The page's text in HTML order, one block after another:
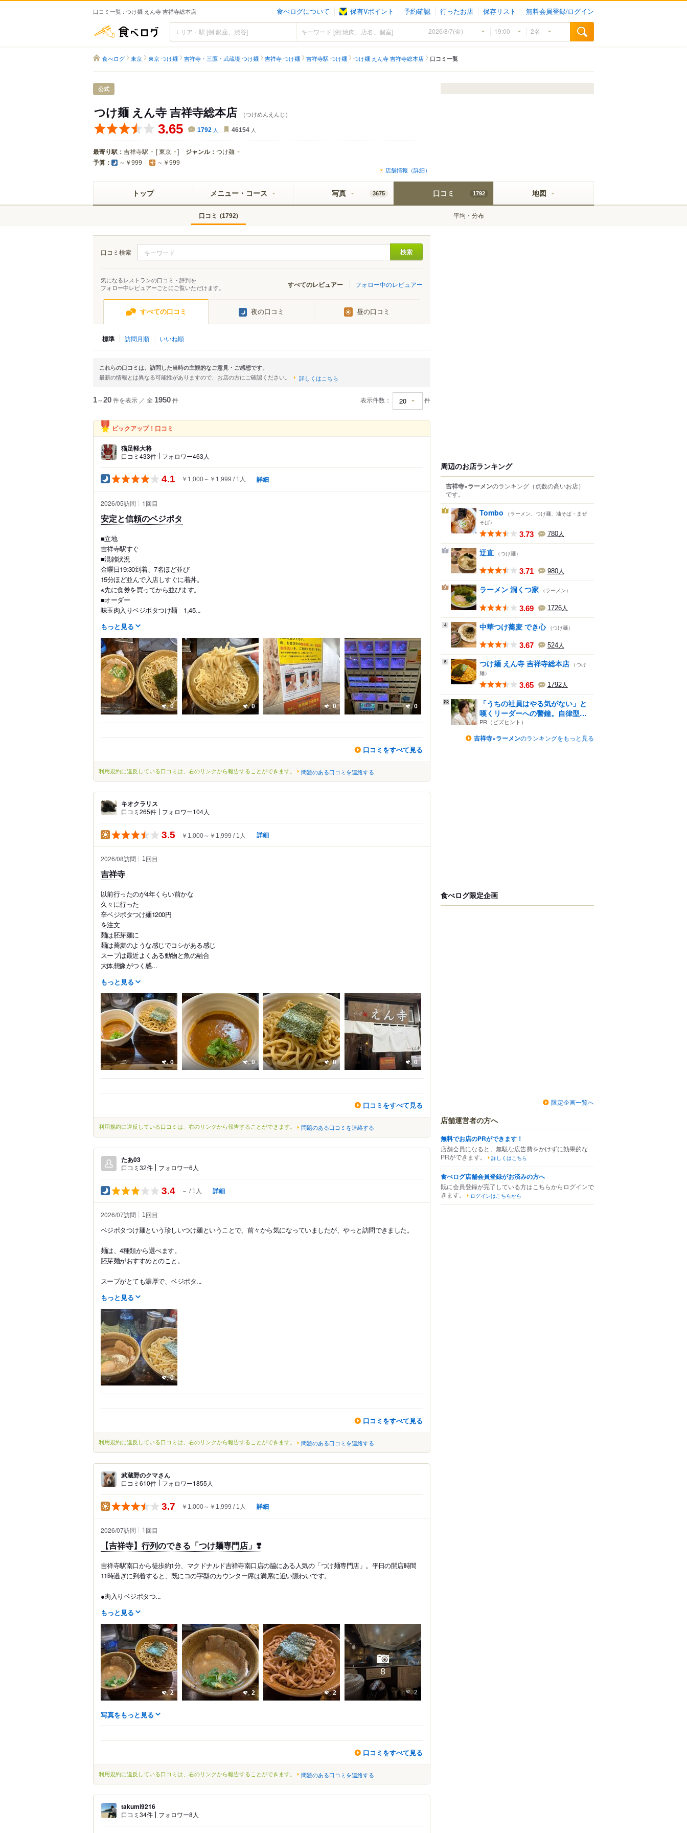
口コミ一覧 : つけ麺 えん寺 吉祥寺総本店 食べログについて 保有Vポイント 予約確認 行ったお店 保存リスト 無料会員登録/ログイン
食べログ
食べログ 東京 東京 つけ麺 吉祥寺・三鷹・武蔵境 つけ麺 吉祥寺 つけ麺 吉祥寺駅 つけ麺 つけ麺 えん寺 吉祥寺総本店 口コミ一覧
公式
つけ麺 えん寺 吉祥寺総本店 （つけめんえんじ）
3.65 1792 人 46154 人
最寄り駅： 吉祥寺駅 [東京 ] ジャンル： つけ麺
予算： ～￥999 ～￥999
店舗情報（詳細）
トップ メニュー・コース 写真 3675 口コミ 1792
口コミ (1792) 平均・分布
地図
口コミ検索
気になるレストランの口コミ・評判を
フォロー中レビュアーごとにご覧いただけます。
すべてのレビュアー フォロー中のレビュアー
すべての口コミ 夜の口コミ 昼の口コミ
標準 訪問月順 いいね順
これらの口コミは、訪問した当時の主観的なご意見・ご感想です。
最新の情報とは異なる可能性がありますので、お店の方にご確認ください。 詳しくはこちら
1～20件を表示 ／ 全 1950件 表示件数： 件
ピックアップ！口コミ
猫足軽大将
口コミ433件 フォロワー463人
4.1 ￥1,000～￥1,999 1人 詳細
2026/05訪問 1回目
安定と信頼のベジポタ
■立地
吉祥寺駅すぐ
■混雑状況
金曜日19:30到着、7名ほど並び
15分ほど並んで入店しすぐに着丼。
※先に食券を買ってから並びます。
■オーダー
味玉肉入りベジポタつけ麺 1,45...
もっと見る
0 0 0 0
口コミをすべて見る
利用規約に違反している口コミは、右のリンクから報告することができます。 問題のある口コミを連絡する
キオクラリス
口コミ265件 フォロワー104人
3.5 ￥1,000～￥1,999 1人 詳細
2026/08訪問 1回目
吉祥寺
以前行ったのが4年くらい前かな
久々に行った
辛ベジポタつけ麺1200円
を注文
麺は胚芽麺に
麺は蕎麦のような感じでコシがある感じ
スープは最近よくある動物と魚の融合
大体想像がつく感...
もっと見る
0 0 0 0
口コミをすべて見る
利用規約に違反している口コミは、右のリンクから報告することができます。 問題のある口コミを連絡する
たあ03
口コミ32件 フォロワー6人
3.4 － 1人 詳細
2026/07訪問 1回目
ベジポタつけ麺という珍しいつけ麺ということで、前々から気になっていましたが、やっと訪問できました。
麺は、4種類から選べます。
胚芽麺がおすすめとのこと。
スープがとても濃厚で、ベジポタ...
もっと見る
0
口コミをすべて見る
利用規約に違反している口コミは、右のリンクから報告することができます。 問題のある口コミを連絡する
武蔵野のクマさん
口コミ610件 フォロワー1855人
3.7 ￥1,000～￥1,999 1人 詳細
2026/07訪問 1 回目
【吉祥寺】行列のできる「つけ麺専門店」❣️
吉祥寺駅南口から徒歩約1分、マクドナルド吉祥寺南口店の脇にある人気の「つけ麺専門店」。平日の開店時間
11時過ぎに到着すると、既にコの字型のカウンター席は満席に近い賑わいです。
●肉入りベジポタつ...
もっと見る
2 2 2 2
8
写真をもっと見る
口コミをすべて見る
利用規約に違反している口コミは、右のリンクから報告することができます。 問題のある口コミを連絡する
takumi9216
口コミ34件 フォロワー8人
周辺のお店ランキング
吉祥寺×ラーメンのランキング （点数の高いお店）
です。
1 Tombo
（ラーメン、つけ麺、油そば・まぜ
そば）
3.73 780人
2 迂直 （つけ麺）
3.71 980人
3 ラーメン 洞くつ家 （ラーメン）
3.69 1726人
4 中華つけ蕎麦 でき心 （つけ麺）
3.67 524人
5 つけ麺 えん寺 吉祥寺総本店 （つけ
麺）
3.65 1792人
「うちの社員はやる気がない」と
嘆くリーダーへの警鐘。自律型
組...
PR（ビズヒント）
吉祥寺×ラーメンのランキングをもっと見る
食べログ限定企画
限定企画一覧へ
店舗運営者の方へ
無料でお店のPRができます！
店舗会員になると、無駄な広告費をかけずに効果的な
PRができます。
詳しくはこちら
食べログ店舗会員登録がお済みの方へ
既に会員登録が完了している方はこちらからログインで
きます。
ログインはこちらから